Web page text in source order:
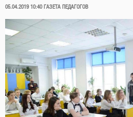
ОПУБЛИКОВАНО
05.04.2019 10:40 ГАЗЕТА ПЕДАГОГОВ